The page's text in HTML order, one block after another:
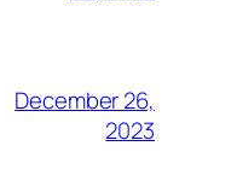
December 26,
2023